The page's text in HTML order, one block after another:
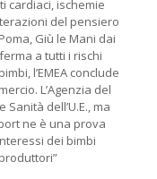
cardiaci, ischemie
del pensiero
Giù le Mani dai
a tutti i rischi
l’EMEA conclude
L’Agenzia del
dell’U.E., ma
ne è una prova
dei bimbi